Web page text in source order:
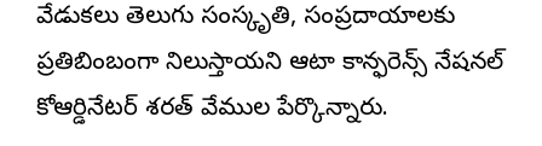
వేడుకలు తెలుగు సంస్కృతి, సంప్రదాయాలకు
ప్రతిబింబంగా నిలుస్తాయని ఆటా కాన్ఫరెన్స్ నేషనల్
కోఆర్డినేటర్ శరత్ వేముల పేర్కొన్నారు.